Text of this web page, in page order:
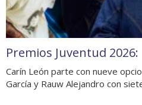
Premios Juventud
Carín León parte con nueve
García y Rauw Alejandro con